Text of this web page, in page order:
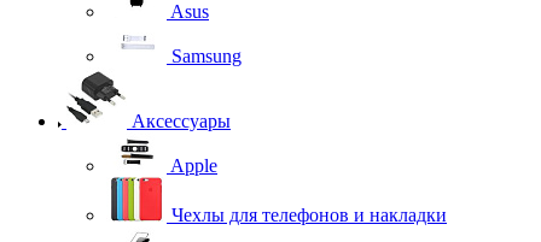
Asus
Samsung
Аксессуары
Apple
Чехлы для телефонов и накладки